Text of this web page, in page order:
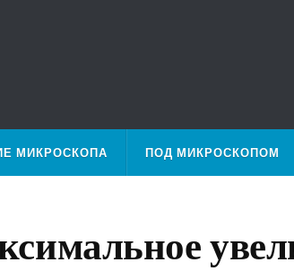
МИКРОСКОПА ПОД МИКРОСКОПОМ